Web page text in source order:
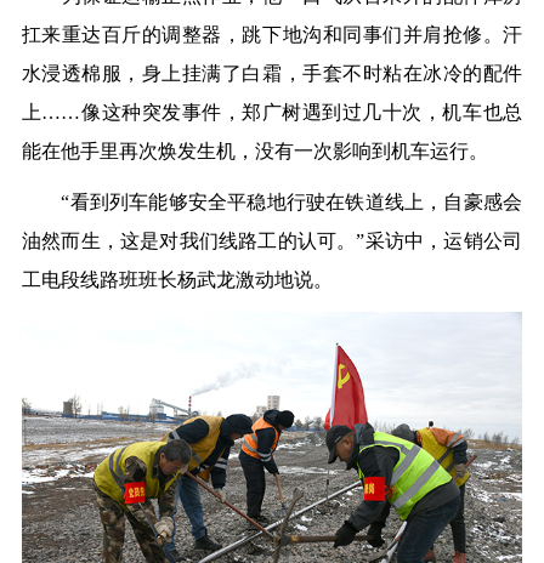
扛来重达百斤的调整器，跳下地沟和同事们并肩抢修。汗
水浸透棉服，身上挂满了白霜，手套不时粘在冰冷的配件
上……像这种突发事件，郑广树遇到过几十次，机车也总
能在他手里再次焕发生机，没有一次影响到机车运行。
“看到列车能够安全平稳地行驶在铁道线上，自豪感会
油然而生，这是对我们线路工的认可。”采访中，运销公司
工电段线路班班长杨武龙激动地说。